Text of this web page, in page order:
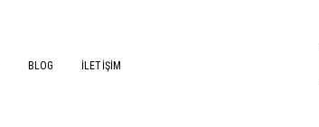
BLOG İLETİŞİM